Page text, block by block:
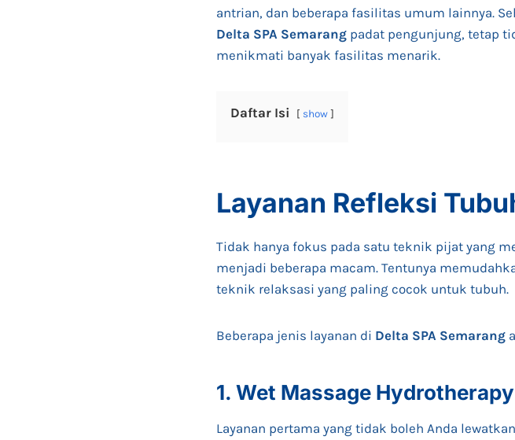
antrian, dan beberapa fasilitas umum lainnya.
Delta SPA Semarang padat pengunjung, tetap
menikmati banyak fasilitas menarik.
Daftar Isi show
Layanan Refleksi
Tidak hanya fokus pada satu teknik pijat yang
menjadi beberapa macam. Tentunya
teknik relaksasi yang paling cocok untuk tubuh.
Beberapa jenis layanan di Delta SPA Semarang
1. Wet Massage Hydrotherapy
Layanan pertama yang tidak boleh Anda